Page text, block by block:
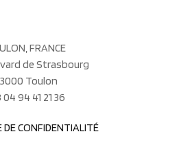
FRANCE
de Strasbourg
Toulon
04 94 41 21 36
DE CONFIDENTIALITÉ